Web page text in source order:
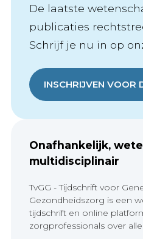
De laatste
publicaties
Schrijf je nu in op
INSCHRIJVEN VOOR
Onafhankelijk,
multidisciplinair
TvGG - Tijdschrift voor
Gezondheidszorg is een
tijdschrift en online
zorgprofessionals over